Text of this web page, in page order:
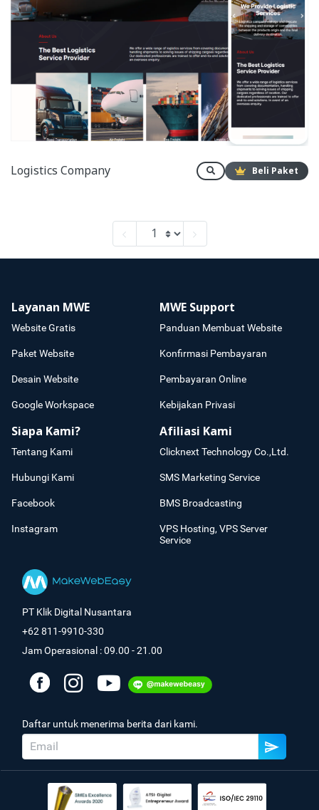
Logistics Company Beli Paket
Layanan MWE
Website Gratis
Paket Website
Desain Website
Google Workspace
MWE Support
Panduan Membuat Website
Konfirmasi Pembayaran
Pembayaran Online
Kebijakan Privasi
Siapa Kami?
Tentang Kami
Hubungi Kami
Facebook
Instagram
Afiliasi Kami
Clicknext Technology Co.,Ltd.
SMS Marketing Service
BMS Broadcasting
VPS Hosting, VPS Server
Service
PT Klik Digital Nusantara
+62 811-9910-330
Jam Operasional : 09.00 - 21.00
Daftar untuk menerima berita dari kami.